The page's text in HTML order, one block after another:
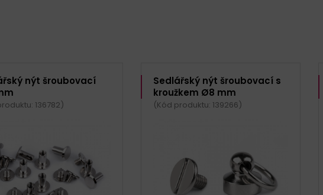
nýt šroubovací
136782)
Sedlářský nýt šroubovací s
kroužkem Ø8 mm
(Kód produktu: 139266)